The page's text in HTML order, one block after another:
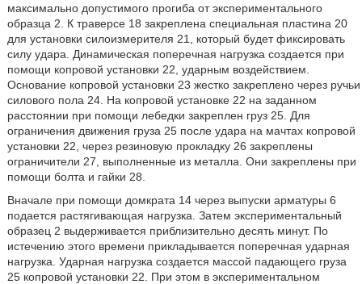
максимально допустимого прогиба от экспериментального
образца 2. К траверсе 18 закреплена специальная пластина 20
для установки силоизмерителя 21, который будет фиксировать
силу удара. Динамическая поперечная нагрузка создается при
помощи копровой установки 22, ударным воздействием.
Основание копровой установки 23 жестко закреплено через ручьи
силового пола 24. На копровой установке 22 на заданном
расстоянии при помощи лебедки закреплен груз 25. Для
ограничения движения груза 25 после удара на мачтах копровой
установки 22, через резиновую прокладку 26 закреплены
ограничители 27, выполненные из металла. Они закреплены при
помощи болта и гайки 28.
Вначале при помощи домкрата 14 через выпуски арматуры 6
подается растягивающая нагрузка. Затем экспериментальный
образец 2 выдерживается приблизительно десять минут. По
истечению этого времени прикладывается поперечная ударная
нагрузка. Ударная нагрузка создается массой падающего груза
25 копровой установки 22. При этом в экспериментальном